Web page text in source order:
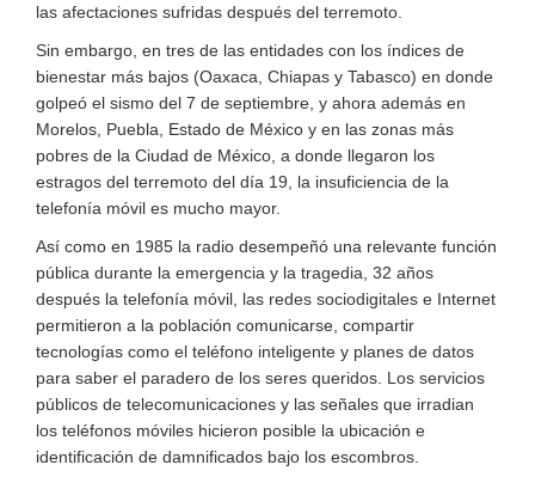
las afectaciones sufridas después del terremoto.
Sin embargo, en tres de las entidades con los índices de
bienestar más bajos (Oaxaca, Chiapas y Tabasco) en donde
golpeó el sismo del 7 de septiembre, y ahora además en
Morelos, Puebla, Estado de México y en las zonas más
pobres de la Ciudad de México, a donde llegaron los
estragos del terremoto del día 19, la insuficiencia de la
telefonía móvil es mucho mayor.
Así como en 1985 la radio desempeñó una relevante función
pública durante la emergencia y la tragedia, 32 años
después la telefonía móvil, las redes sociodigitales e Internet
permitieron a la población comunicarse, compartir
tecnologías como el teléfono inteligente y planes de datos
para saber el paradero de los seres queridos. Los servicios
públicos de telecomunicaciones y las señales que irradian
los teléfonos móviles hicieron posible la ubicación e
identificación de damnificados bajo los escombros.